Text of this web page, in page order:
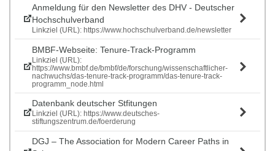
Anmeldung für den Newsletter des DHV - Deutscher
Hochschulverband
Linkziel (URL): https://www.hochschulverband.de/newsletter
BMBF-Webseite: Tenure-Track-Programm
Linkziel (URL):
https://www.bmbf.de/bmbf/de/forschung/wissenschaftlicher-
nachwuchs/das-tenure-track-programm/das-tenure-track-
programm_node.html
Datenbank deutscher Stfitungen
Linkziel (URL): https://www.deutsches-
stiftungszentrum.de/foerderung
DGJ – The Association for Modern Career Paths in